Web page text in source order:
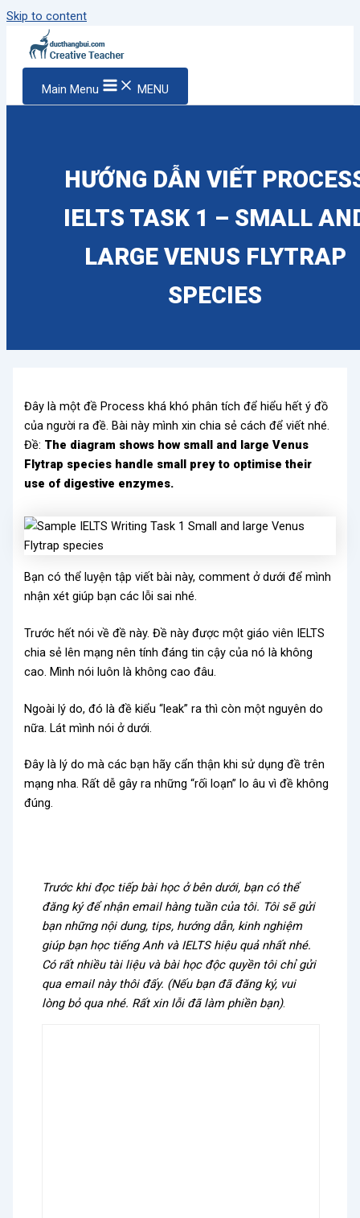
Skip to content
Main Menu MENU
HƯỚNG DẪN VIẾT
IELTS TASK 1 – SMALL
LARGE VENUS FLYTRAP
SPECIES
Đây là một đề Process khá khó phân tích để hiểu hết ý đồ
của người ra đề. Bài này mình xin chia sẻ cách để viết nhé.
Đề: The diagram shows how small and large Venus
Flytrap species handle small prey to optimise their
use of digestive enzymes.
Bạn có thể luyện tập viết bài này, comment ở dưới để mình
nhận xét giúp bạn các lỗi sai nhé.
Trước hết nói về đề này. Đề này được một giáo viên IELTS
chia sẻ lên mạng nên tính đáng tin cậy của nó là không
cao. Mình nói luôn là không cao đâu.
Ngoài lý do, đó là đề kiểu “leak” ra thì còn một nguyên do
nữa. Lát mình nói ở dưới.
Đây là lý do mà các bạn hãy cẩn thận khi sử dụng đề trên
mạng nha. Rất dễ gây ra những “rối loạn” lo âu vì đề không
đúng.
Trước khi đọc tiếp bài học ở bên dưới, bạn có thể
đăng ký để nhận email hàng tuần của tôi. Tôi sẽ gửi
bạn những nội dung, tips, hướng dẫn, kinh nghiệm
giúp bạn học tiếng Anh và IELTS hiệu quả nhất nhé.
Có rất nhiều tài liệu và bài học độc quyền tôi chỉ gửi
qua email này thôi đấy. (Nếu bạn đã đăng ký, vui
lòng bỏ qua nhé. Rất xin lỗi đã làm phiền bạn).